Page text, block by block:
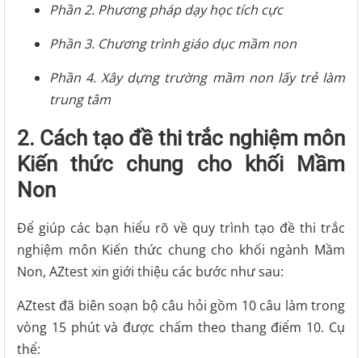
Phần 2. Phương pháp dạy học tích cực
Phần 3. Chương trình giáo dục mầm non
Phần 4. Xây dựng trường mầm non lấy trẻ làm
trung tâm
2. Cách tạo đề thi trắc nghiệm môn
Kiến thức chung cho khối Mầm
Non
Để giúp các bạn hiểu rõ về quy trình tạo đề thi trắc
nghiệm môn Kiến thức chung cho khối ngành Mầm
Non, AZtest xin giới thiệu các bước như sau:
AZtest đã biên soạn bộ câu hỏi gồm 10 câu làm trong
vòng 15 phút và được chấm theo thang điểm 10. Cụ
thể: